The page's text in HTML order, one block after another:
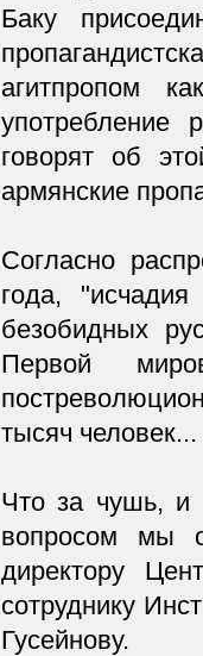
Баку
агитпропом
употребление
говорят об
армянские
Согласно
года,
безобидных
Первой
тысяч человек...
Что за чушь,
вопросом мы
директору
сотруднику
Гусейнову.